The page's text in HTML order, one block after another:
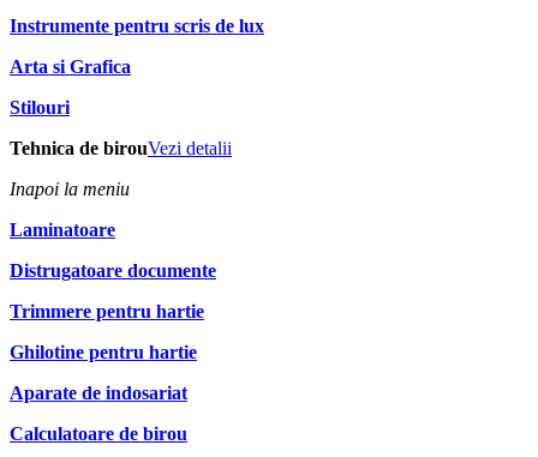
Instrumente pentru scris de lux
Arta si Grafica
Stilouri
Tehnica de birouVezi detalii
Inapoi la meniu
Laminatoare
Distrugatoare documente
Trimmere pentru hartie
Ghilotine pentru hartie
Aparate de indosariat
Calculatoare de birou